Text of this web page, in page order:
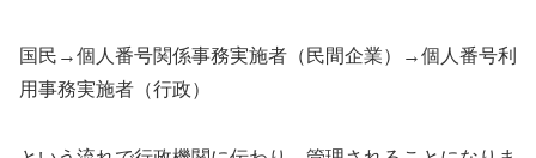
国民→個人番号関係事務実施者（民間企業）→個人番号利
用事務実施者（行政）